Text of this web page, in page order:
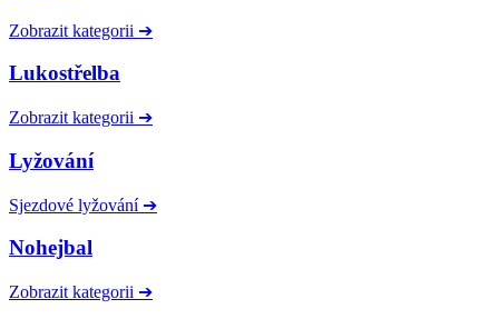
Zobrazit kategorii ➔
Lukostřelba
Zobrazit kategorii ➔
Lyžování
Sjezdové lyžování ➔
Nohejbal
Zobrazit kategorii ➔